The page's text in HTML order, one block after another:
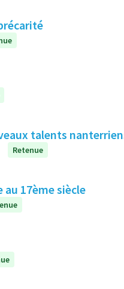
talents
Retenue
17ème siècle